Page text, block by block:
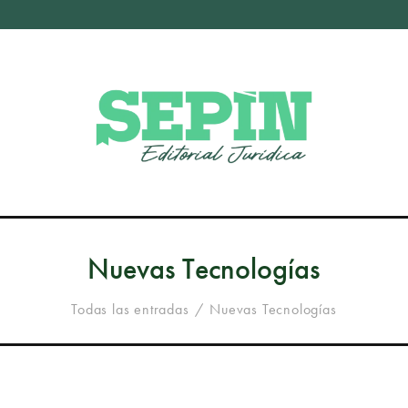
Nuevas Tecnologías
Todas las entradas Nuevas Tecnologías